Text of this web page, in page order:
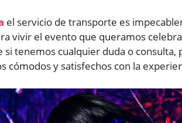
el servicio de transporte es
vivir el evento que queramos
si tenemos cualquier duda o
cómodos y satisfechos con la